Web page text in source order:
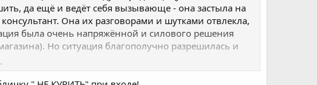
да ещё и ведёт себя вызывающе - она застыла на
Она их разговорами и шутками отвлекла,
была очень напряжённой и силового решения
Но ситуация благополучно разрешилась и